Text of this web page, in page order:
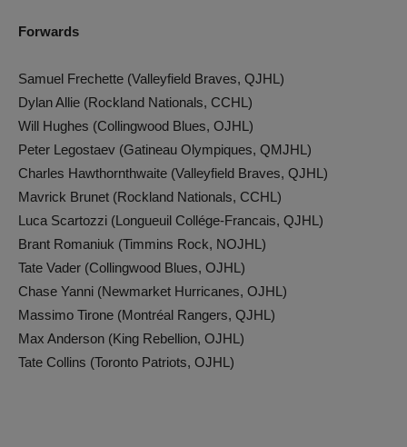
Forwards
Samuel Frechette (Valleyfield Braves, QJHL)
Dylan Allie (Rockland Nationals, CCHL)
Will Hughes (Collingwood Blues, OJHL)
Peter Legostaev (Gatineau Olympiques, QMJHL)
Charles Hawthornthwaite (Valleyfield Braves, QJHL)
Mavrick Brunet (Rockland Nationals, CCHL)
Luca Scartozzi (Longueuil Collége-Francais, QJHL)
Brant Romaniuk (Timmins Rock, NOJHL)
Tate Vader (Collingwood Blues, OJHL)
Chase Yanni (Newmarket Hurricanes, OJHL)
Massimo Tirone (Montréal Rangers, QJHL)
Max Anderson (King Rebellion, OJHL)
Tate Collins (Toronto Patriots, OJHL)